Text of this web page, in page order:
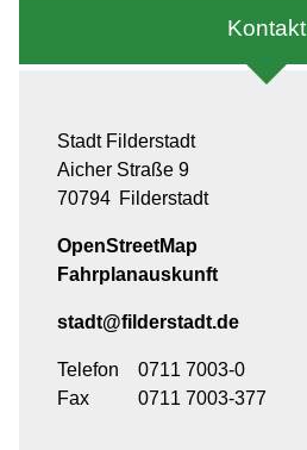
Kontakt
Stadt Filderstadt
Aicher Straße 9
70794 Filderstadt
OpenStreetMap
Fahrplanauskunft
stadt@filderstadt.de
Telefon
0711 7003-0
Fax
0711 7003-377